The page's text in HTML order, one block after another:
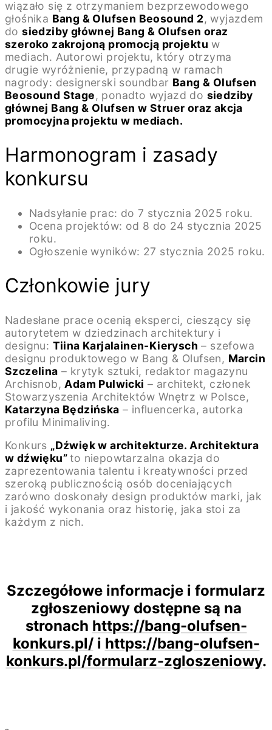
wiązało się z otrzymaniem bezprzewodowego
głośnika Bang & Olufsen Beosound 2, wyjazdem
dosiedziby głównej Bang & Olufsen oraz
szeroko zakrojoną promocją projektu w
mediach. Autorowi projektu, który otrzyma
drugie wyróżnienie, przypadną w ramach
nagrody: designerski soundbar Bang & Olufsen
Beosound Stage, ponadto wyjazd do siedziby
głównej Bang & Olufsen w Struer oraz akcja
promocyjna projektu w mediach.
Harmonogram i zasady
konkursu
Nadsyłanie prac: do 7 stycznia 2025 roku.
Ocena projektów: od 8 do 24 stycznia 2025
roku.
Ogłoszenie wyników: 27 stycznia 2025 roku.
Członkowie jury
Nadesłane prace ocenią eksperci, cieszący się
autorytetem w dziedzinach architektury i
designu: Tiina Karjalainen-Kierysch – szefowa
designu produktowego w Bang & Olufsen, Marcin
Szczelina – krytyk sztuki, redaktor magazynu
Archisnob, Adam Pulwicki – architekt, członek
Stowarzyszenia Architektów Wnętrz w Polsce,
Katarzyna Będzińska – influencerka, autorka
profilu Minimaliving.
Konkurs „Dźwięk w architekturze. Architektura
w dźwięku”to niepowtarzalna okazja do
zaprezentowania talentu i kreatywności przed
szeroką publicznością osób doceniających
zarówno doskonały design produktów marki, jak
i jakość wykonania oraz historię, jaka stoi za
każdym z nich.
Szczegółowe informacje i formularz
zgłoszeniowy dostępne są na
stronach https://bang-olufsen-
konkurs.pl/i https://bang-olufsen-
konkurs.pl/formularz-zgloszeniowy.